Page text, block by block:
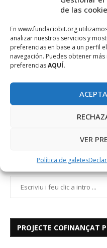
de las
En www.fundaciobit.org
analizar nuestros servicios y
preferencias en base a un perfil
navegación. Puedes obtener
preferenciasAQUÍ.
VER
Política de galetes
CuPiD Kick Off
arranque de un
Comisión Europea
octubre 19, 2011
Los días 10, 11 y 12 de
del proyecto CuPiD “Closed-
PROJECTE COFINANÇAT